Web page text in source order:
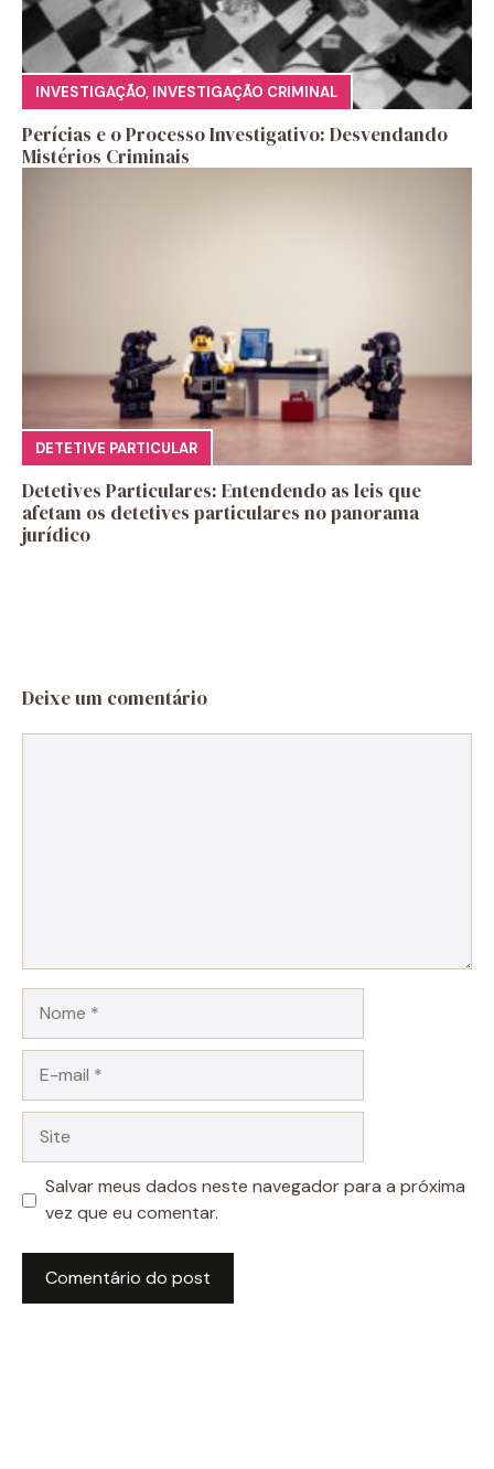
INVESTIGAÇÃO, INVESTIGAÇÃO CRIMINAL
Perícias e o Processo Investigativo: Desvendando
Mistérios Criminais
DETETIVE PARTICULAR
Detetives Particulares: Entendendo as leis que
afetam os detetives particulares no panorama
jurídico
Deixe um comentário
mail
Salvar meus dados neste navegador para a próxima
vez que eu comentar.